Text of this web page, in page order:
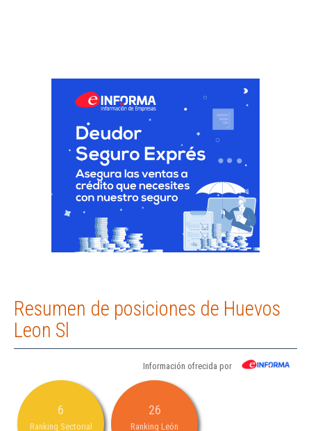
Resumen de posiciones de Huevos
Leon Sl
Información ofrecida por
6
Ranking Sectorial
26
Ranking León